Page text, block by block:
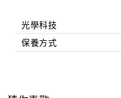
光學科技
保養方式